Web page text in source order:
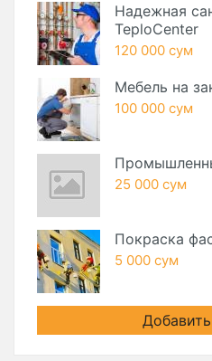
Надежная
TeploCenter
120 000 сум
Мебель на
100 000 сум
25 000 сум
Покраска
5 000 сум